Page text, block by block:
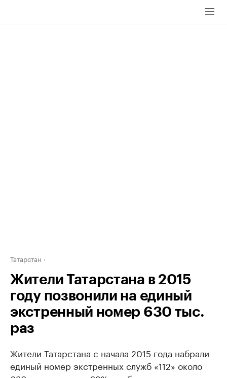
Татарстан
Жители Татарстана в 2015
году позвонили на единый
экстренный номер 630 тыс.
раз
Жители Татарстана с начала 2015 года набрали
единый номер экстренных служб «112» около